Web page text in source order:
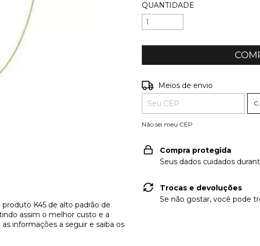
K45 de alto padrão de
assim o melhor custo e a
informações a seguir e saiba os
QUANTIDADE
Entregas para o CEP:
Meios de envio
Não sei meu CEP
Compra protegida
Seus dados cuidados
Trocas e devoluções
Se não gostar, você pode